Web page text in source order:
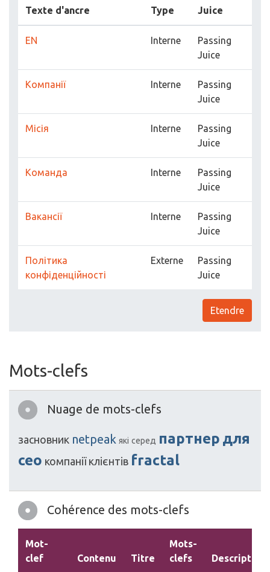
Texte d'ancre Type Juice
EN Interne
Passing
Juice
Компанії Interne
Passing
Juice
Місія Interne
Passing
Juice
Команда Interne
Passing
Juice
Вакансії Interne
Passing
Juice
Політика
конфіденційності
Externe
Passing
Juice
Etendre
Mots-clefs
Nuage de mots-clefs
засновник netpeak які серед партнер для
ceo компанії клієнтів fractal
Cohérence des mots-clefs
Mot-
clef
Contenu Titre
Mots-
clefs
Description